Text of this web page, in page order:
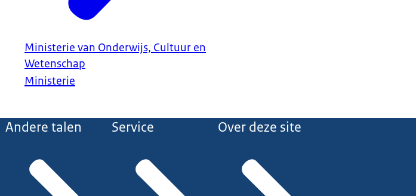
Ministerie van Onderwijs, Cultuur en
Wetenschap
Ministerie
Andere talen Service Over deze site